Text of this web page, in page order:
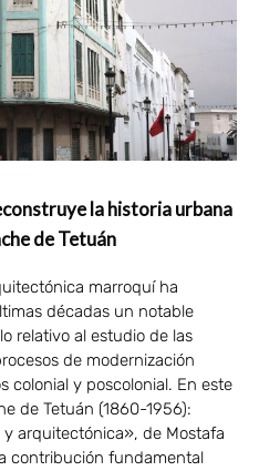
la historia urbana
de Tetuán
marroquí ha
décadas un notable
relativo al estudio de las
de modernización
colonial y poscolonial. En este
de Tetuán (1860-1956):
arquitectónica», de Mostafa
contribución fundamental